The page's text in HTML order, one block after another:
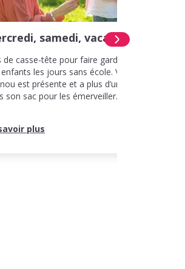
samedi, vacances
de casse-tête pour faire garder
les jours sans école. Votre
est présente et a plus d’un tour
son sac pour les émerveiller.
plus